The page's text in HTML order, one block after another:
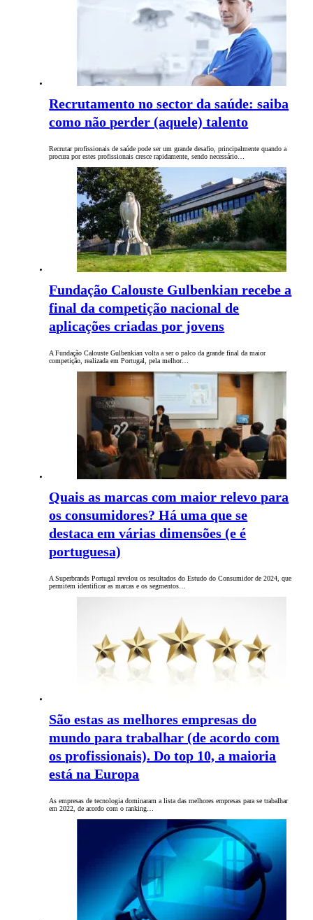
Recrutamento no sector da saúde: saiba
como não perder (aquele) talento
Recrutar profissionais de saúde pode ser um grande desafio, principalmente quando a
procura por estes profissionais cresce rapidamente, sendo necessário…
Fundação Calouste Gulbenkian recebe a
final da competição nacional de
aplicações criadas por jovens
A Fundação Calouste Gulbenkian volta a ser o palco da grande final da maior
competição, realizada em Portugal, pela melhor…
Quais as marcas com maior relevo para
os consumidores? Há uma que se
destaca em várias dimensões (e é
portuguesa)
A Superbrands Portugal revelou os resultados do Estudo do Consumidor de 2024, que
permitem identificar as marcas e os segmentos…
São estas as melhores empresas do
mundo para trabalhar (de acordo com
os profissionais). Do top 10, a maioria
está na Europa
As empresas de tecnologia dominaram a lista das melhores empresas para se trabalhar
em 2022, de acordo com o ranking…